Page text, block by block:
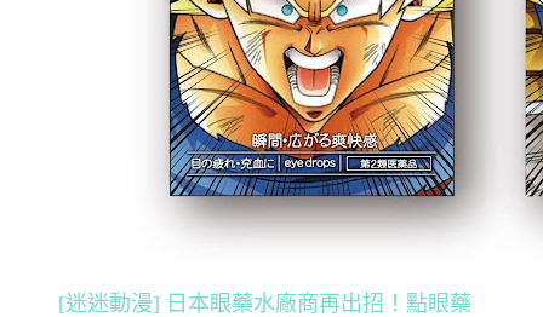
[迷迷動漫] 日本眼藥水廠商再出招！點眼藥